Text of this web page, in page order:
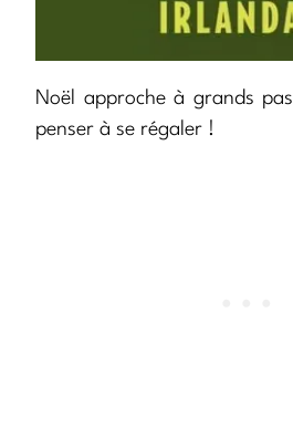
Noël approche à grands
penser à se régaler !